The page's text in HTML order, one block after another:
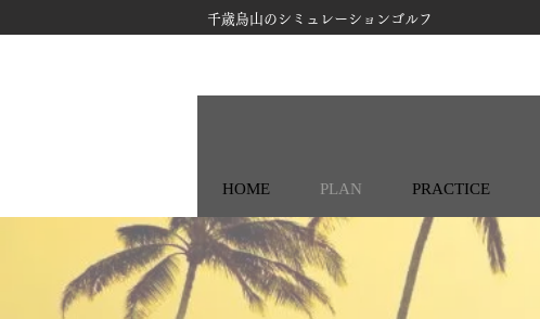
千歳烏山のシミュレーションゴルフ
HOME PLAN PRACTICE
体験ラウンド